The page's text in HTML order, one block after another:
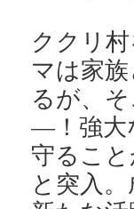
ククリ
マは家
るが、
―！強大
守るこ
と突入